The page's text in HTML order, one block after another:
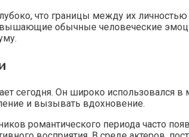
что границы между их
обычные человеческие
сегодня. Он широко
и вызывать вдохновение.
романтического периода часто